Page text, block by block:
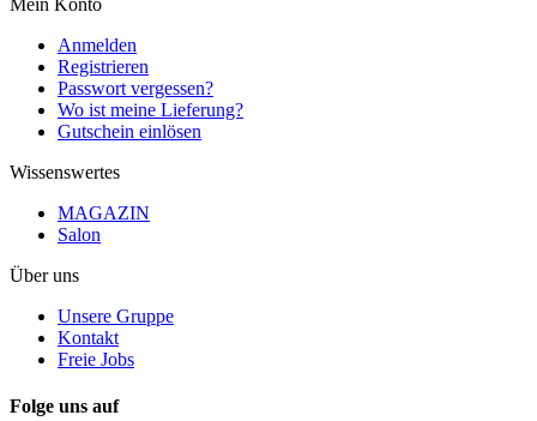
Anmelden
Registrieren
Passwort vergessen?
Wo ist meine Lieferung?
Gutschein einlösen
Wissenswertes
MAGAZIN
Salon
Über uns
Unsere Gruppe
Kontakt
Freie Jobs
Folge uns auf